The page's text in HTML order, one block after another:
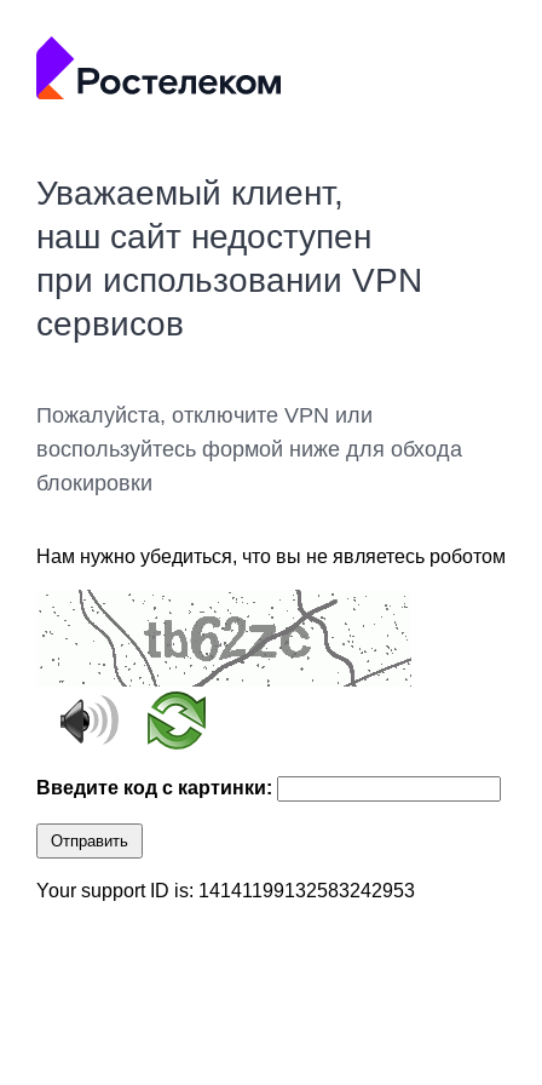
Уважаемый клиент,
наш сайт недоступен
при использовании VPN
сервисов
Пожалуйста, отключите VPN или
воспользуйтесь формой ниже для обхода
блокировки
Нам нужно убедиться, что вы не являетесь роботом
Введите код с картинки:
Отправить
Your support ID is: 14141199132583242953